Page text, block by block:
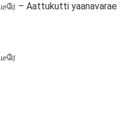
– Aattukutti yaanavarae